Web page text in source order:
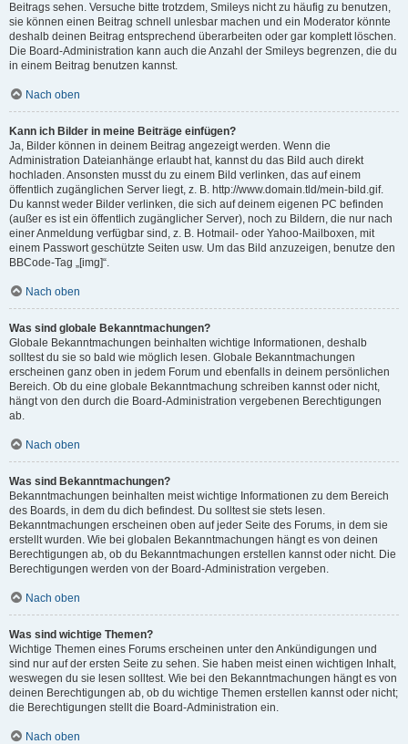
Beitrags sehen. Versuche bitte trotzdem, Smileys nicht zu häufig zu benutzen,
sie können einen Beitrag schnell unlesbar machen und ein Moderator könnte
deshalb deinen Beitrag entsprechend überarbeiten oder gar komplett löschen.
Die Board-Administration kann auch die Anzahl der Smileys begrenzen, die du
in einem Beitrag benutzen kannst.
Nach oben
Kann ich Bilder in meine Beiträge einfügen?
Ja, Bilder können in deinem Beitrag angezeigt werden. Wenn die
Administration Dateianhänge erlaubt hat, kannst du das Bild auch direkt
hochladen. Ansonsten musst du zu einem Bild verlinken, das auf einem
öffentlich zugänglichen Server liegt, z. B. http://www.domain.tld/mein-bild.gif.
Du kannst weder Bilder verlinken, die sich auf deinem eigenen PC befinden
(außer es ist ein öffentlich zugänglicher Server), noch zu Bildern, die nur nach
einer Anmeldung verfügbar sind, z. B. Hotmail- oder Yahoo-Mailboxen, mit
einem Passwort geschützte Seiten usw. Um das Bild anzuzeigen, benutze den
BBCode-Tag „[img]“.
Nach oben
Was sind globale Bekanntmachungen?
Globale Bekanntmachungen beinhalten wichtige Informationen, deshalb
solltest du sie so bald wie möglich lesen. Globale Bekanntmachungen
erscheinen ganz oben in jedem Forum und ebenfalls in deinem persönlichen
Bereich. Ob du eine globale Bekanntmachung schreiben kannst oder nicht,
hängt von den durch die Board-Administration vergebenen Berechtigungen
ab.
Nach oben
Was sind Bekanntmachungen?
Bekanntmachungen beinhalten meist wichtige Informationen zu dem Bereich
des Boards, in dem du dich befindest. Du solltest sie stets lesen.
Bekanntmachungen erscheinen oben auf jeder Seite des Forums, in dem sie
erstellt wurden. Wie bei globalen Bekanntmachungen hängt es von deinen
Berechtigungen ab, ob du Bekanntmachungen erstellen kannst oder nicht. Die
Berechtigungen werden von der Board-Administration vergeben.
Nach oben
Was sind wichtige Themen?
Wichtige Themen eines Forums erscheinen unter den Ankündigungen und
sind nur auf der ersten Seite zu sehen. Sie haben meist einen wichtigen Inhalt,
weswegen du sie lesen solltest. Wie bei den Bekanntmachungen hängt es von
deinen Berechtigungen ab, ob du wichtige Themen erstellen kannst oder nicht;
die Berechtigungen stellt die Board-Administration ein.
Nach oben